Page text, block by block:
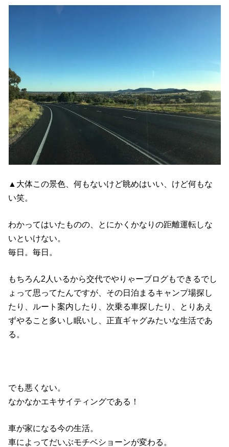
▲大体この景色、何もないけど眺めはいい、けど何もな
い笑。
わかってはいたものの、とにかくかなりの距離運転しな
いといけない。
毎日。毎日。
もちろん2人いるから交代でやりゃーブログもできるでし
ょって思ってたんですが、その日泊まるキャンプ場探し
たり、ルート案内したり、次乗る車探したり、とりあえ
ずやること多いし眠いし、正直ギャグみたいな生活であ
る。
でも悪くない。
なかなかエキサイティングである！
車が家になる今の生活。
車によってだいぶモチベショーンが変わる。